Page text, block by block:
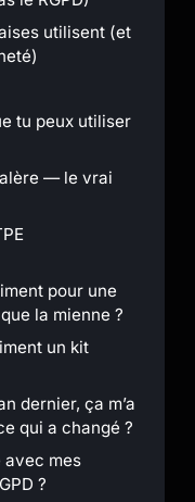
utilisent (et
tu peux utiliser
— le vrai
pour une
la mienne ?
un kit
dernier, ça m’a
qui a changé ?
avec mes
?